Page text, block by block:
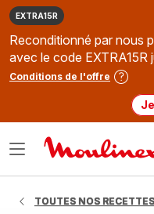
EXTRA15R
Reconditionné par nous
avec le code EXTRA15R
Conditions de l'offre
Ouvrir
TOUTES NOS RECETTES